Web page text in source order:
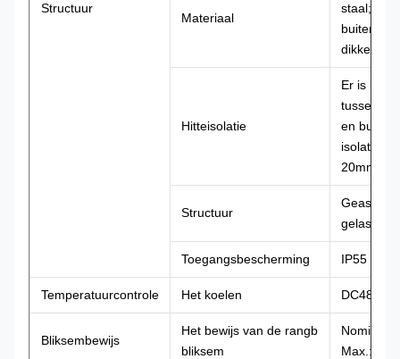
Structuur
Materiaal
staal;
dikke
Hitteisolatie
Er is
tussen
en
20mm
Structuur
gelast
Toegangsbescherming IP55
Temperatuurcontrole Het koelen DC48V
Bliksembewijs
Het bewijs van de rangb
bliksem
Max.: